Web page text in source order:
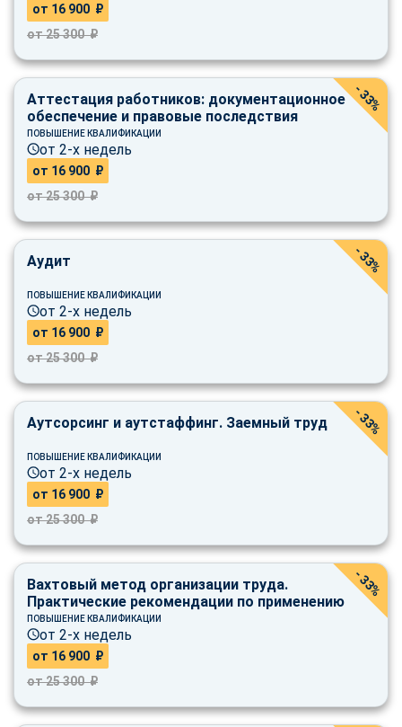
от 16 900 ₽
от 25 300 ₽
Аттестация работников: документационное
обеспечение и правовые последствия
ПОВЫШЕНИЕ КВАЛИФИКАЦИИ
от 2-х недель
от 16 900 ₽
от 25 300 ₽
- 33%
Аудит
ПОВЫШЕНИЕ КВАЛИФИКАЦИИ
от 2-х недель
от 16 900 ₽
от 25 300 ₽
- 33%
Аутсорсинг и аутстаффинг. Заемный труд
ПОВЫШЕНИЕ КВАЛИФИКАЦИИ
от 2-х недель
от 16 900 ₽
от 25 300 ₽
- 33%
Вахтовый метод организации труда.
Практические рекомендации по применению
ПОВЫШЕНИЕ КВАЛИФИКАЦИИ
от 2-х недель
от 16 900 ₽
от 25 300 ₽
- 33%